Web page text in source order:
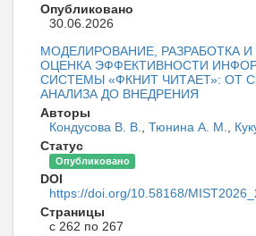
Опубликовано
30.06.2026
МОДЕЛИРОВАНИЕ, РАЗРАБОТКА
ОЦЕНКА ЭФФЕКТИВНОСТИ
СИСТЕМЫ «ФКНИТ ЧИТАЕТ»: ОТ
АНАЛИЗА ДО ВНЕДРЕНИЯ
Авторы
Кондусова В. В.
Тюнина А. М.
Статус
Опубликовано
DOI
https://doi.org/10.58168/
Страницы
с 262 по 267